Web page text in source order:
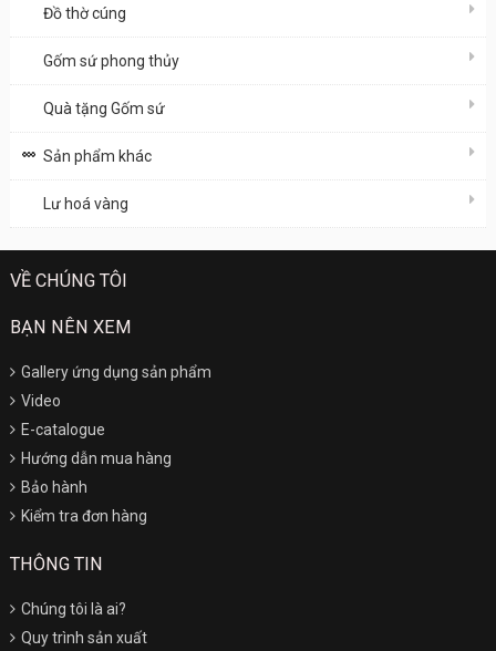
Đồ thờ cúng
Gốm sứ phong thủy
Quà tặng Gốm sứ
Sản phẩm khác
Lư hoá vàng
VỀ CHÚNG TÔI
BẠN NÊN XEM
Gallery ứng dụng sản phẩm
Video
E-catalogue
Hướng dẫn mua hàng
Bảo hành
Kiểm tra đơn hàng
THÔNG TIN
Chúng tôi là ai?
Quy trình sản xuất